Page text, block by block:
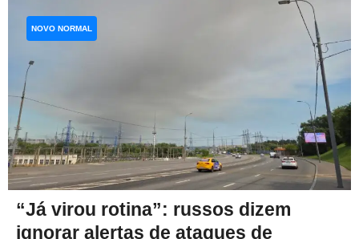
“Já virou rotina”: russos dizem
ignorar alertas de ataques de
NOVO NORMAL